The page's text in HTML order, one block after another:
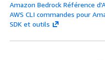
Amazon Bedrock Référence
AWS CLI commandes pour
SDK et outils